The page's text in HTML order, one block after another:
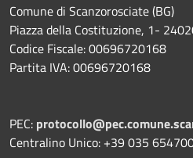
Comune di Scanzorosciate (BG)
Piazza della Costituzione, 1-
Codice Fiscale: 00696720168
Partita IVA: 00696720168
PEC:
Centralino Unico: +39 035